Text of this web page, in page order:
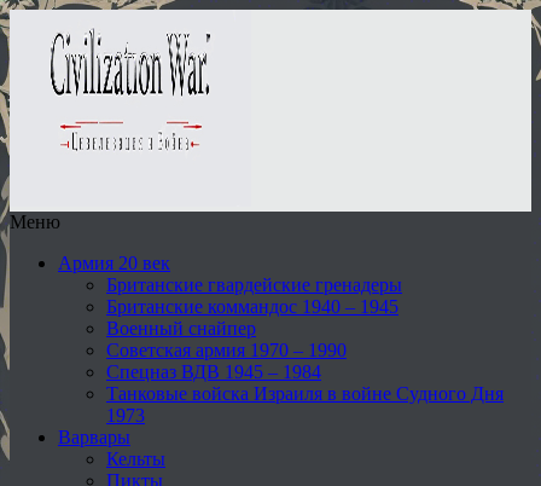
Меню
Армия 20 век
Британские гвардейские гренадеры
Британские коммандос 1940 – 1945
Военный снайпер
Советская армия 1970 – 1990
Спецназ ВДВ 1945 – 1984
Танковые войска Израиля в войне Судного Дня
1973
Варвары
Кельты
Пикты